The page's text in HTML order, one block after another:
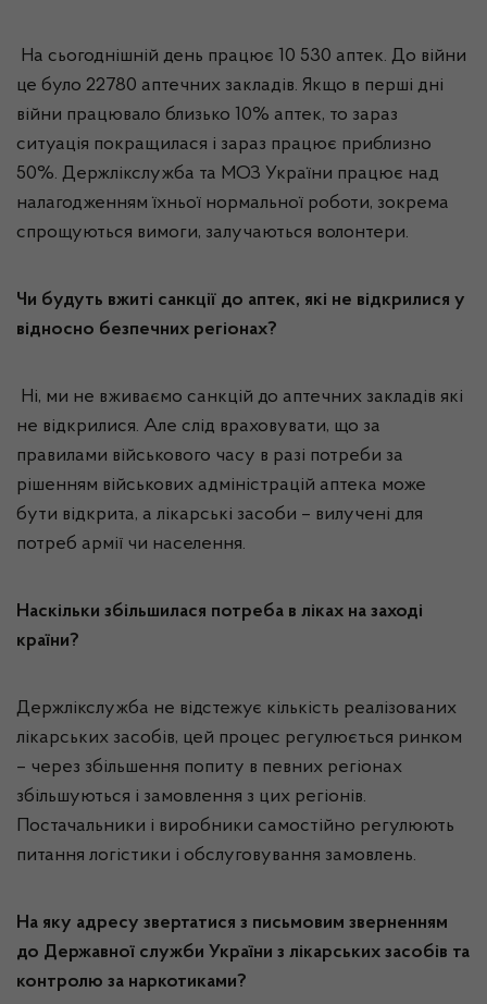
На сьогоднішній день працює 10 530 аптек. До війни
це було 22780 аптечних закладів. Якщо в перші дні
війни працювало близько 10% аптек, то зараз
ситуація покращилася і зараз працює приблизно
50%. Держлікслужба та МОЗ України працює над
налагодженням їхньої нормальної роботи, зокрема
спрощуються вимоги, залучаються волонтери.
Чи будуть вжиті санкції до аптек, які не відкрилися у
відносно безпечних регіонах?
Ні, ми не вживаємо санкцій до аптечних закладів які
не відкрилися. Але слід враховувати, що за
правилами військового часу в разі потреби за
рішенням військових адміністрацій аптека може
бути відкрита, а лікарські засоби – вилучені для
потреб армії чи населення.
Наскільки збільшилася потреба в ліках на заході
країни?
Держлікслужба не відстежує кількість реалізованих
лікарських засобів, цей процес регулюється ринком
– через збільшення попиту в певних регіонах
збільшуються і замовлення з цих регіонів.
Постачальники і виробники самостійно регулюють
питання логістики і обслуговування замовлень.
На яку адресу звертатися з письмовим зверненням
до Державної служби України з лікарських засобів та
контролю за наркотиками?